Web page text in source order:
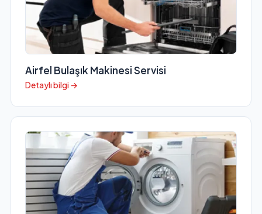
Airfel Bulaşık Makinesi Servisi
Detaylı bilgi →